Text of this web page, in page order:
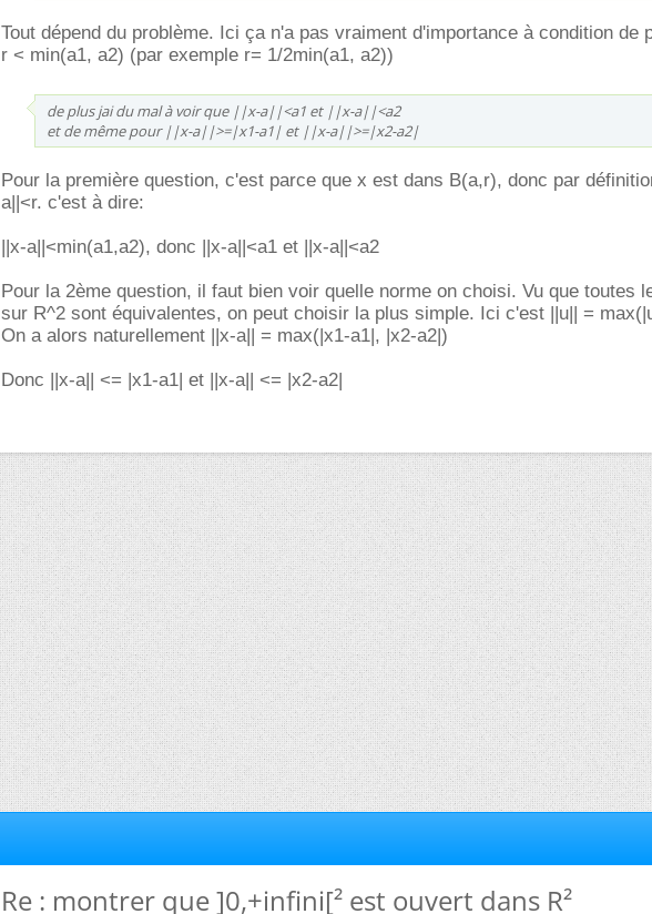
Tout dépend du problème. Ici ça n'a pas vraiment d'importance à condition de
r < min(a1, a2) (par exemple r= 1/2min(a1, a2))
de plus jai du mal à voir que ||x-a||<a1 et ||x-a||<a2
et de même pour ||x-a||>=|x1-a1| et ||x-a||>=|x2-a2|
Pour la première question, c'est parce que x est dans B(a,r), donc par
a||<r. c'est à dire:
||x-a||<min(a1,a2), donc ||x-a||<a1 et ||x-a||<a2
Pour la 2ème question, il faut bien voir quelle norme on choisi. Vu que toutes
sur R^2 sont équivalentes, on peut choisir la plus simple. Ici c'est ||u|| =
On a alors naturellement ||x-a|| = max(|x1-a1|, |x2-a2|)
Donc ||x-a|| <= |x1-a1| et ||x-a|| <= |x2-a2|
Re : montrer que ]0,+infini[² est ouvert dans R²